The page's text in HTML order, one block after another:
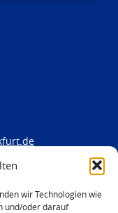
wir Technologien wie
und/oder darauf